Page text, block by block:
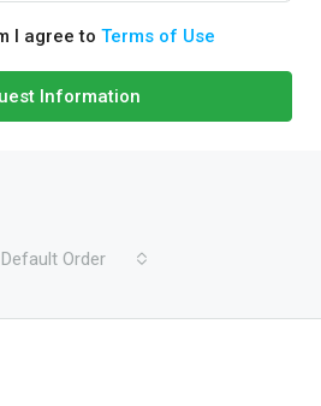
I agree to Terms of Use
Information
Default Order